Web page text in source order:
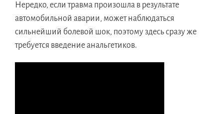
Нередко, если травма произошла в результате
автомобильной аварии, может наблюдаться
сильнейший болевой шок, поэтому здесь сразу же
требуется введение анальгетиков.